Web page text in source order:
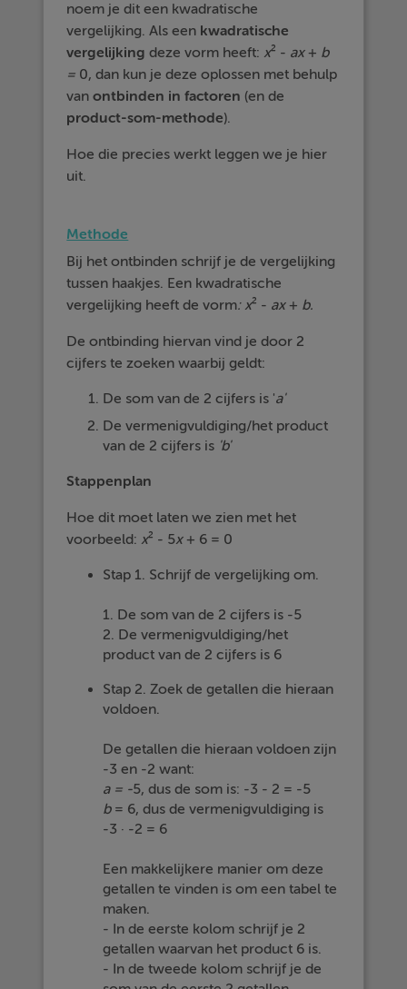
noem je dit een kwadratische
vergelijking. Als een kwadratische
vergelijking deze vorm heeft: x² - ax+ b
= 0, dan kun je deze oplossen met behulp
vanontbinden in factoren (en de
product-som-methode).
Hoe die precies werkt leggen we je hier
uit.
Methode
Bij het ontbinden schrijf je de vergelijking
tussen haakjes. Een kwadratische
vergelijking heeft de vorm: x² - ax+ b.
De ontbinding hiervan vind je door 2
cijfers te zoeken waarbij geldt:
De som van de 2 cijfers is 'a'
De vermenigvuldiging/het product
van de 2 cijfers is 'b'
Stappenplan
Hoe dit moet laten we zien met het
voorbeeld: x² - 5x + 6 = 0
Stap 1. Schrijf de vergelijking om.
1. De som van de 2 cijfers is -5
2. De vermenigvuldiging/het
product van de 2 cijfers is 6
Stap 2. Zoek de getallen die hieraan
voldoen.
De getallen die hieraan voldoen zijn
-3 en -2 want:
a = -5, dus de som is: -3 - 2 = -5
b = 6, dus de vermenigvuldiging is
-3 · -2 = 6
Een makkelijkere manier om deze
getallen te vinden is om een tabel te
maken.
- In de eerste kolom schrijf je 2
getallen waarvan het product 6 is.
- In de tweede kolom schrijf je de